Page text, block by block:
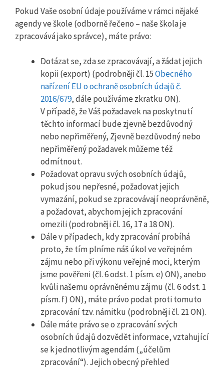
Pokud Vaše osobní údaje používáme v rámci nějaké
agendy ve škole (odborně řečeno – naše škola je
zpracovává jako správce), máte právo:
Dotázat se, zda se zpracovávají, a žádat jejich
kopii (export) (podrobněji čl. 15Obecného
nařízení EU o ochraně osobních údajů č.
2016/679, dále používáme zkratku ON).
V případě, že Váš požadavek na poskytnutí
těchto informací bude zjevně bezdůvodný
nebo nepřiměřený, Zjevně bezdůvodný nebo
nepřiměřený požadavek můžeme též
odmítnout.
Požadovat opravu svých osobních údajů,
pokud jsou nepřesné, požadovat jejich
vymazání, pokud se zpracovávají neoprávněně,
a požadovat, abychom jejich zpracování
omezili (podrobněji čl. 16, 17 a 18 ON).
Dále v případech, kdy zpracování probíhá
proto, že tím plníme náš úkol ve veřejném
zájmu nebo při výkonu veřejné moci, kterým
jsme pověřeni (čl. 6 odst. 1 písm. e) ON), anebo
kvůli našemu oprávněnému zájmu (čl. 6 odst. 1
písm. f) ON), máte právo podat proti tomuto
zpracování tzv. námitku (podrobněji čl. 21 ON).
Dále máte právo se o zpracování svých
osobních údajů dozvědět informace, vztahující
se k jednotlivým agendám („účelům
zpracování“). Jejich obecný přehled